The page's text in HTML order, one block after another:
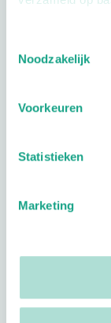
Noodzakelijk
Voorkeuren
Statistieken
Marketing
Footer
Volg